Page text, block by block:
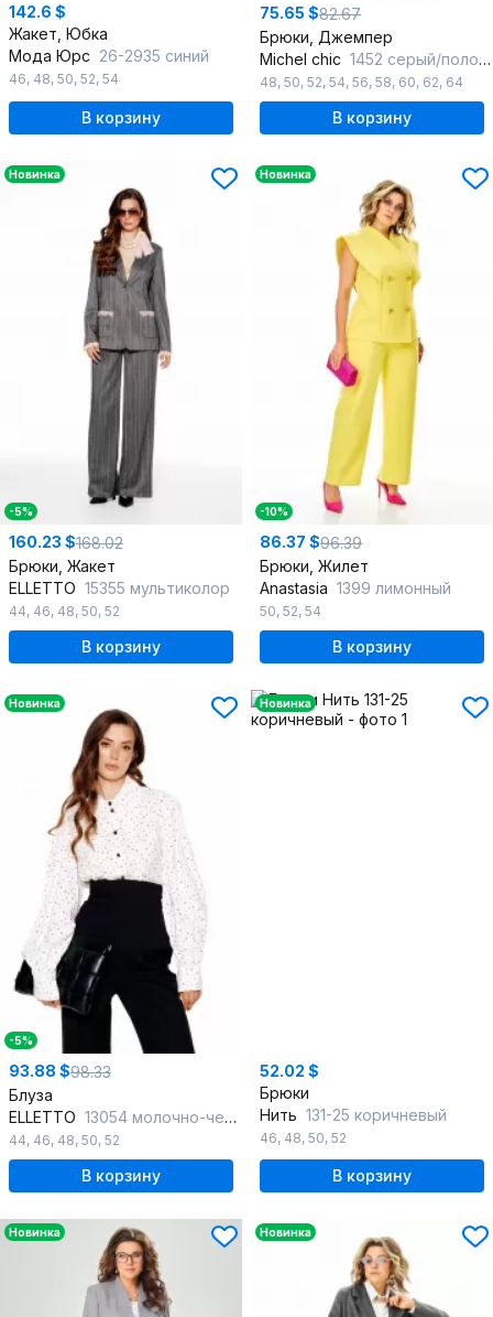
142.6 $
Жакет, Юбка
Мода Юрс 26-2935 синий
46, 48, 50, 52, 54
В корзину
75.65 $82.67
Брюки, Джемпер
Michel chic 1452 серый/полоска
48, 50, 52, 54, 56, 58, 60, 62, 64
В корзину
Новинка
-5%
160.23 $168.02
Брюки, Жакет
ELLETTO 15355 мультиколор
44, 46, 48, 50, 52
В корзину
Новинка
-10%
86.37 $96.39
Брюки, Жилет
Anastasia 1399 лимонный
50, 52, 54
В корзину
Новинка
-5%
93.88 $98.33
Блуза
ELLETTO 13054 молочно-черный
44, 46, 48, 50, 52
В корзину
Новинка
52.02 $
Брюки
Нить 131-25 коричневый
46, 48, 50, 52
В корзину
Новинка Новинка